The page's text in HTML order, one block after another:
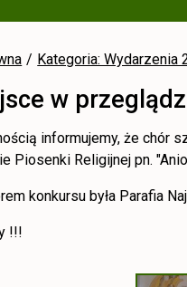
Kategoria: Wydarzenia
w
informujemy, że chór
Piosenki Religijnej pn.
konkursu była Parafia
!!!